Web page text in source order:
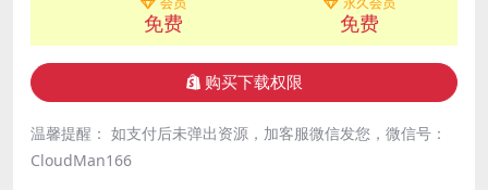
免费 免费
购买下载权限
温馨提醒： 如支付后未弹出资源，加客服微信发您，微信号：
CloudMan166